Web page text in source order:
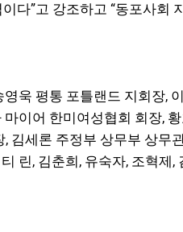
다”고 강조하고 “동포사회
욱 평통 포틀랜드 지회장,
이어 한미여성협회 회장,
김세론 주정부 상무부 상무
린, 김춘희, 유숙자, 조혁제,